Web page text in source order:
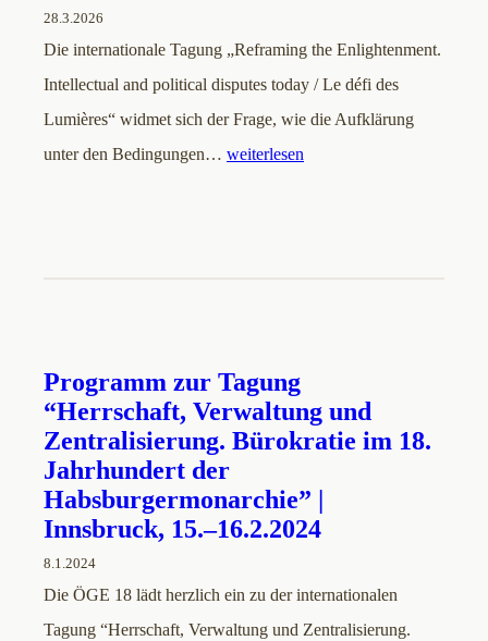
28.3.2026
Die internationale Tagung „Reframing the Enlightenment.
Intellectual and political disputes today / Le défi des
Lumières“ widmet sich der Frage, wie die Aufklärung
unter den Bedingungen… weiterlesen
Programm zur Tagung
“Herrschaft, Verwaltung und
Zentralisierung. Bürokratie im 18.
Jahrhundert der
Habsburgermonarchie” |
Innsbruck, 15.–16.2.2024
8.1.2024
Die ÖGE 18 lädt herzlich ein zu der internationalen
Tagung “Herrschaft, Verwaltung und Zentralisierung.